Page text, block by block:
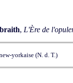
, L'Ère de
yorkaise (N. d. T.)